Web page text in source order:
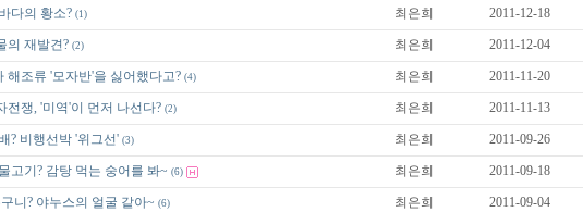
다의 황소? (1) 최은희 2011-12-18
의 재발견? (2) 최은희 2011-12-04
해조류 '모자반'을 싫어했다고? (4) 최은희 2011-11-20
전쟁, '미역'이 먼저 나선다? (2) 최은희 2011-11-13
? 비행선박 '위그선' (3) 최은희 2011-09-26
고기? 감탕 먹는 숭어를 봐~ (6) 최은희 2011-09-18
니? 야누스의 얼굴 같아~ (6) 최은희 2011-09-04